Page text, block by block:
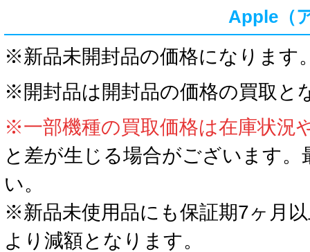
Apple（
※新品未開封品の価格になります
※ 開封品は開封品の価格の買取と
※一部機種の買取価格は在庫状況
と差が生じる場合がございます
い。
※新品未使用品にも保証期7ヶ月
より減額となります。